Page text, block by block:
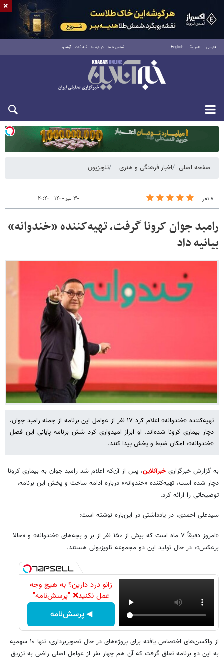
فارسی العربية English تماس با ما درباره ما تبلیغات آرشیو
یکشنبه ۱۸ مرداد ۱۴۰۵
صفحه اصلی اخبار فرهنگی و هنری تلویزیون
۸ نفر ۳۰ تیر ۱۴۰۰ - ۲۰:۴۰
رامبد جوان کرونا گرفت، تهیه‌کننده «خندوانه»
بیانیه داد
تهیه‌کننده «خندوانه» اعلام کرد ۱۷ نفر از عوامل این برنامه از جمله رامبد جوان،
دچار بیماری کرونا شده‌اند. او ابراز امیدواری کرد شش برنامه پایانی این فصل
«خندوانه»، امکان ضبط و پخش پیدا کنند.
به گزارش خبرگزاریخبرآنلاین، پس از آن‌که اعلام شد رامبد جوان به بیماری کرونا
دچار شده است، تهیه‌کننده «خندوانه» درباره ادامه ساخت و پخش این برنامه،
توضیحاتی را ارائه کرد.
سیدعلی احمدی، در یادداشتی در این‌باره نوشته است:
«امروز دقیقاً ۷ ماه است که بیش از ۱۵۰ نفر از بر و بچه‌های «خندوانه» و «حالا
برعکس»، در حال تولید این دو مجموعه تلویزیونی هستند.
زانو درد دارین؟ به هیچ وجه
عمل نکنید❌ "پرسش‌نامه"
◀ پرسش‌نامه
از واکسن‌های اختصاص یافته برای پروژه‌های در حال تصویربرداری، تنها ۱۰ سهمیه
به این دو برنامه تعلق گرفت که آن هم چهار نفر از عوامل اصلی راضی به تزریق
×